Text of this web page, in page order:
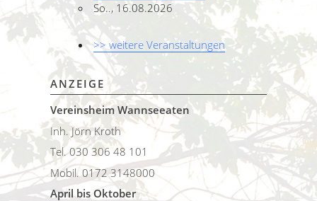
So.., 16.08.2026
>> weitere Veranstaltungen
ANZEIGE
Vereinsheim Wannseeaten
Inh. Jörn Kroth
Tel. 030 306 48 101
Mobil. 0172 3148000
April bis Oktober